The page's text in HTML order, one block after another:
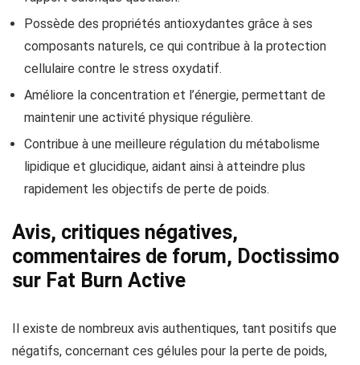
Possède des propriétés antioxydantes grâce à ses
composants naturels, ce qui contribue à la protection
cellulaire contre le stress oxydatif.
Améliore la concentration et l’énergie, permettant de
maintenir une activité physique régulière.
Contribue à une meilleure régulation du métabolisme
lipidique et glucidique, aidant ainsi à atteindre plus
rapidement les objectifs de perte de poids.
Avis, critiques négatives,
commentaires de forum, Doctissimo
sur Fat Burn Active
Il existe de nombreux avis authentiques, tant positifs que
négatifs, concernant ces gélules pour la perte de poids,